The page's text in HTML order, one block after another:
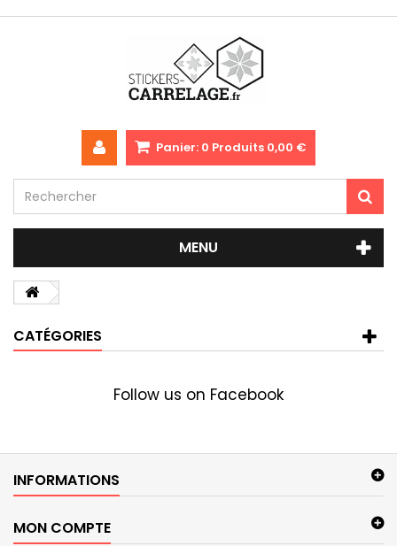
Panier: 0 Produits 0,00 €
MENU
CATÉGORIES
Follow us on Facebook
INFORMATIONS
MON COMPTE